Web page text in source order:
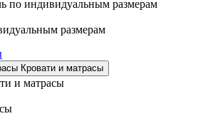
размерам
Кровати и матрасы